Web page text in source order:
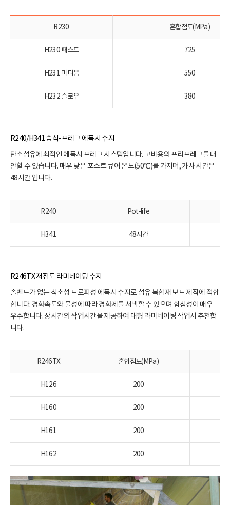
R230 혼합점도(MPa)
H230 패스트 725
H231 미디움 550
H232 슬로우 380
R240/H341 습식-프레그 에폭시 수지
탄소섬유에 최적인 에폭시 프레그 시스템입니다. 고비용의 프리프레그를 대
안할 수 있습니다. 매우 낮은 포스트 큐어 온도(50℃)를 가지며, 가사 시간은
48시간 입니다.
R240 Pot-life
H341 48시간
R246TX 저점도 라미네이팅 수지
솔벤트가 없는 칙소성 트로피성 에폭시 수지로 섬유 복합재 보트 제작에 적합
합니다. 경화속도와 물성에 따라 경화제를 서낵할 수 있으며 함침성이 매우
우수합니다. 장시간의 작업시간을 제공하여 대형 라미네이팅 작업시 추천합
니다.
R246TX 혼합점도(MPa)
H126 200
H160 200
H161 200
H162 200